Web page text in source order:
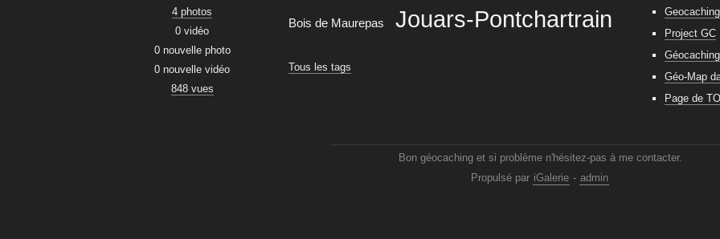
4 photos
0 vidéo
0 nouvelle photo
0 nouvelle vidéo
848 vues
Bois de Maurepas Jouars-Pontchartrain
Tous les tags
Geocaching
Project GC
Géo-Map
Page de
Bon géocaching et si problème n'hésitez-pas à me contacter.
Propulsé par iGalerie - admin